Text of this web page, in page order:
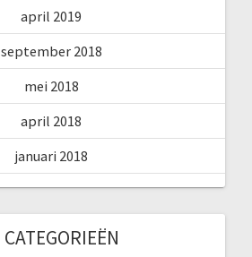
april 2019
september 2018
mei 2018
april 2018
januari 2018
CATEGORIEËN